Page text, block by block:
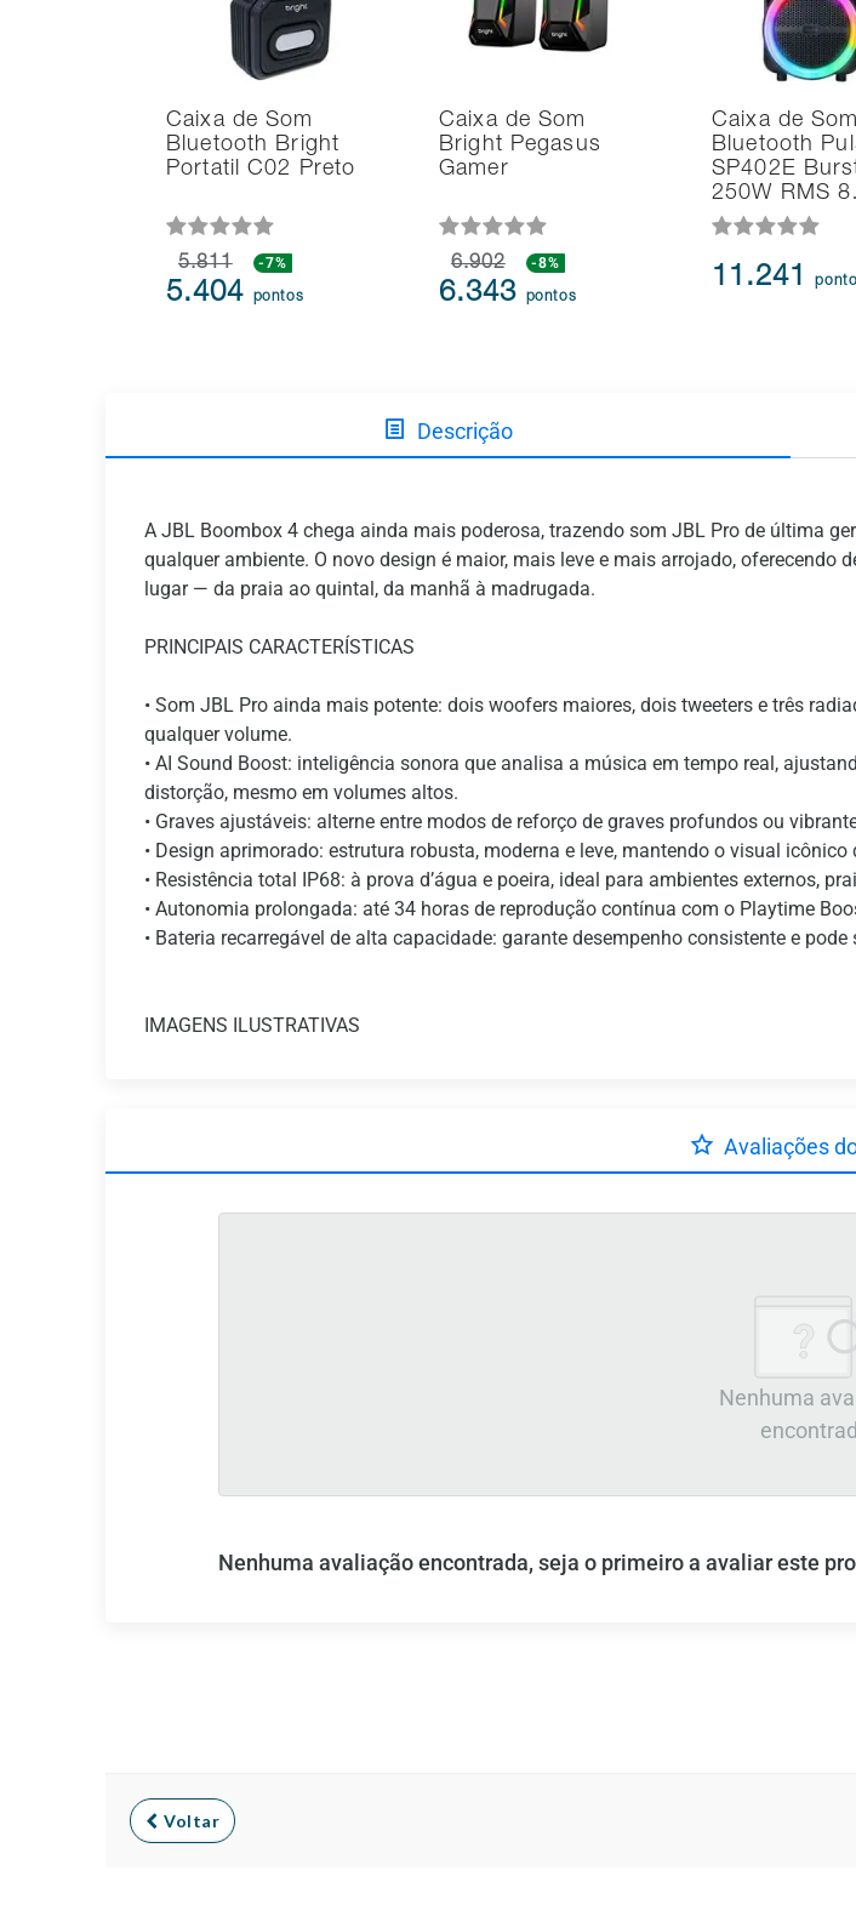
Caixa de Som
Bluetooth Bright
Portatil C02 Preto
5.811 -7%
5.404 pontos
Caixa de Som
Bright Pegasus
Gamer
6.902 -8%
6.343 pontos
Caixa de Som
Bluetooth
SP402E
250W RMS
11.241
Descrição
A JBL Boombox 4 chega ainda mais poderosa, trazendo som JBL Pro de última
qualquer ambiente. O novo design é maior, mais leve e mais arrojado,
lugar — da praia ao quintal, da manhã à madrugada.
PRINCIPAIS CARACTERÍSTICAS
• Som JBL Pro ainda mais potente: dois woofers maiores, dois tweeters e três
qualquer volume.
• AI Sound Boost: inteligência sonora que analisa a música em tempo real,
distorção, mesmo em volumes altos.
• Graves ajustáveis: alterne entre modos de reforço de graves profundos ou
• Design aprimorado: estrutura robusta, moderna e leve, mantendo o visual
• Resistência total IP68: à prova d’água e poeira, ideal para ambientes externos,
• Autonomia prolongada: até 34 horas de reprodução contínua com o Playtime
• Bateria recarregável de alta capacidade: garante desempenho consistente e
IMAGENS ILUSTRATIVAS
Avaliações
Nenhuma
Nenhuma avaliação encontrada, seja o primeiro a avaliar este
Voltar